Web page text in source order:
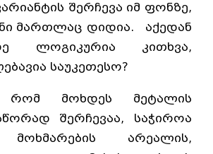
შერჩევა იმ ფონზე,
მართლაც დიდია. აქედან
ლოგიკურია კითხვა,
საუკეთესო?
რომ მოხდეს მეტალის
შერჩევაა, საჭიროა
მოხმარების არეალის,